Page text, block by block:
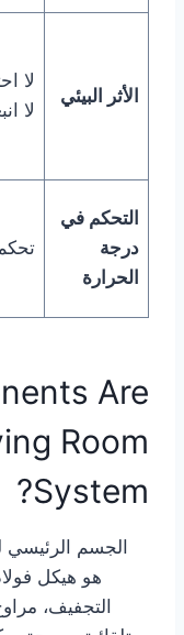
الأثر البيئي
لا
لا
التحكم في
درجة
الحرارة
Are
Room
System?
الجسم
هو هيكل
التجفيف،